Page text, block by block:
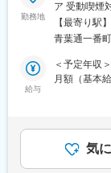
績を誇り、
づくりをサ
い事業です。
アポ等での
た提案営業
間15時間程
できる環境
■仕事内容
「法令の普
業を展開し
行っている
を其々の事
■業務詳細
自治体を中
て、法令・
勤務地
ア 受動喫煙
宮城県仙台
最寄駅：青
【最寄り駅】
青葉通一番
給与
＜予定年収
月額（基本
す。月給(
気